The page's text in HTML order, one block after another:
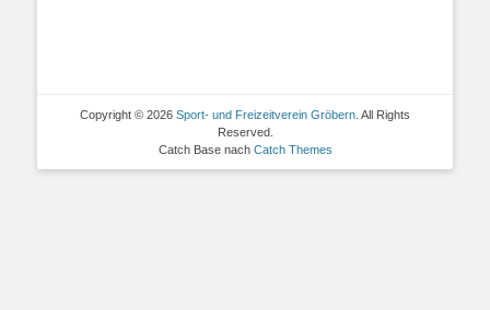
Copyright © 2026 Sport- und Freizeitverein Gröbern . All Rights
Reserved.
Catch Base nach Catch Themes